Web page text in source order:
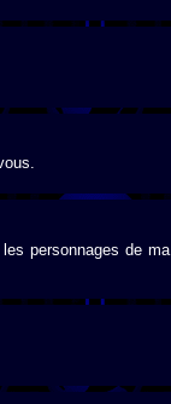
personnages de ma